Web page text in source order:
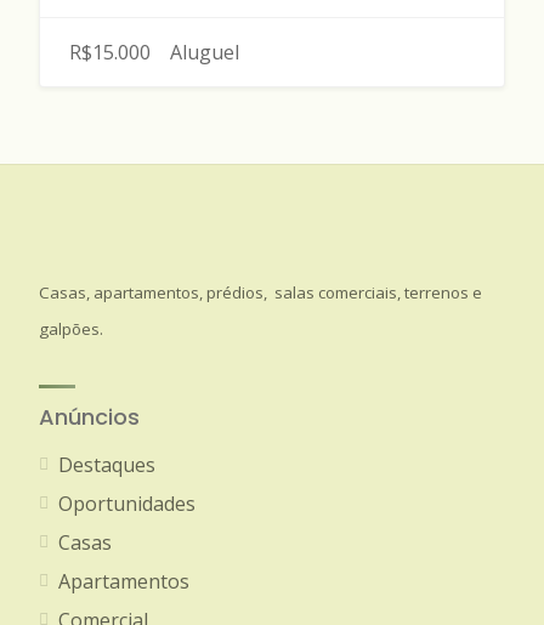
R$15.000 Aluguel
Casas, apartamentos, prédios, salas comerciais, terrenos e
galpões.
Anúncios
Destaques
Oportunidades
Casas
Apartamentos